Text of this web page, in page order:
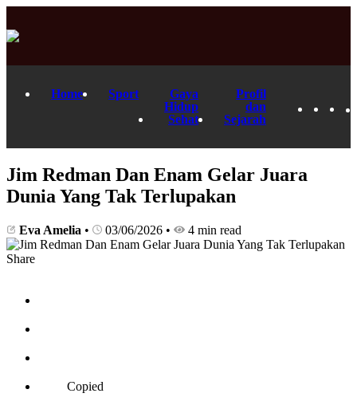
Home Sport
Gaya
Hidup
Sehat
Profil
dan
Sejarah
Jim Redman Dan Enam Gelar Juara
Dunia Yang Tak Terlupakan
Eva Amelia • 03/06/2026 • 4 min read
Share
Copied